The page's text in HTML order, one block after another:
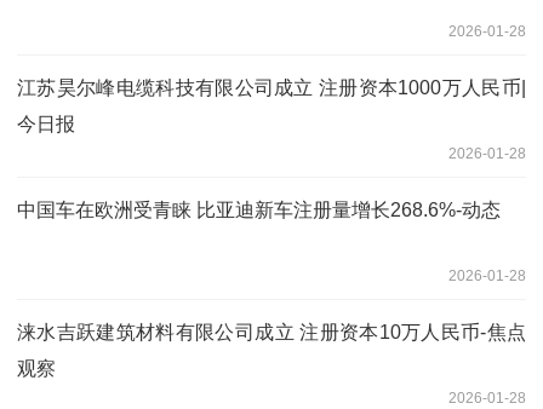
2026-01-28
江苏昊尔峰电缆科技有限公司成立 注册资本1000万人民币|
今日报
2026-01-28
中国车在欧洲受青睐 比亚迪新车注册量增长268.6%-动态
2026-01-28
涞水吉跃建筑材料有限公司成立 注册资本10万人民币-焦点
观察
2026-01-28